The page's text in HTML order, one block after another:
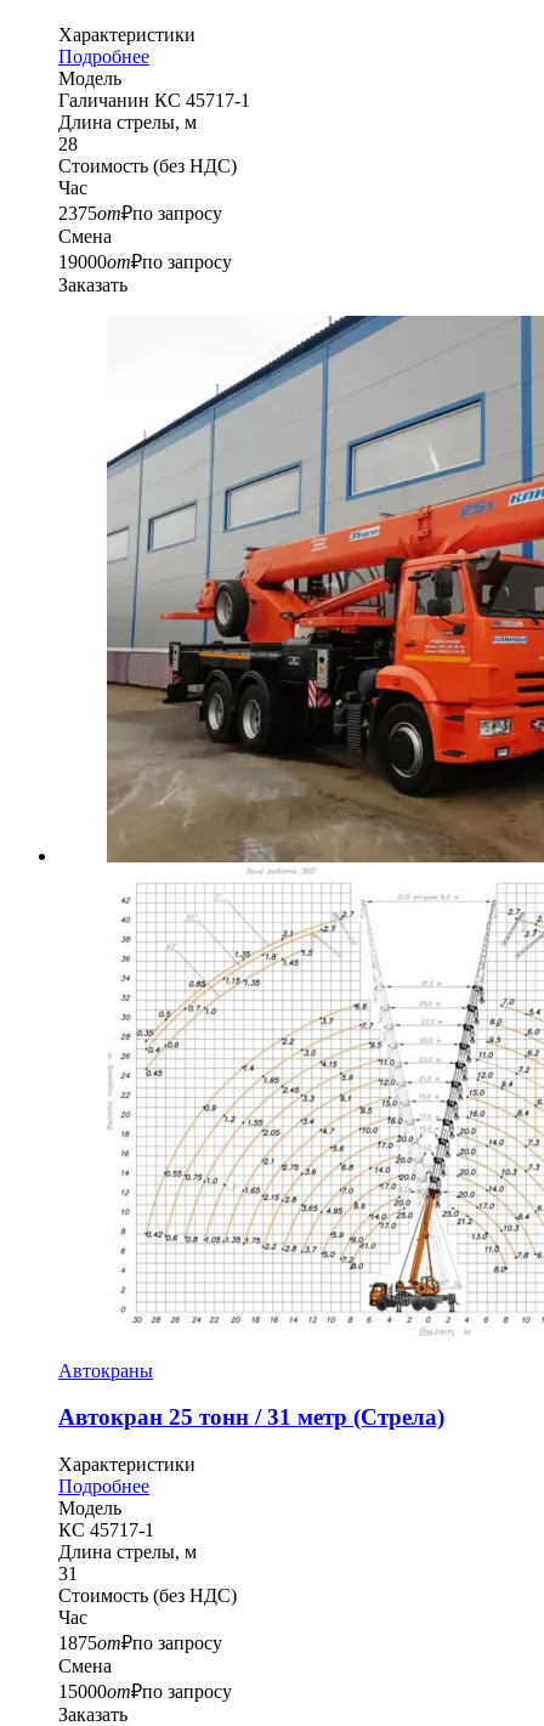
Характеристики
Подробнее
Модель
Галичанин КС 45717-1
Длина стрелы, м
28
Стоимость (без НДС)
Час
2375от₽по запросу
Смена
19000от₽по запросу
Заказать
Автокраны
Автокран 25 тонн / 31 метр (Стрела)
Характеристики
Подробнее
Модель
КС 45717-1
Длина стрелы, м
31
Стоимость (без НДС)
Час
1875от₽по запросу
Смена
15000от₽по запросу
Заказать